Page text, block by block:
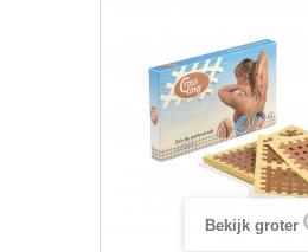
Bekijk groter